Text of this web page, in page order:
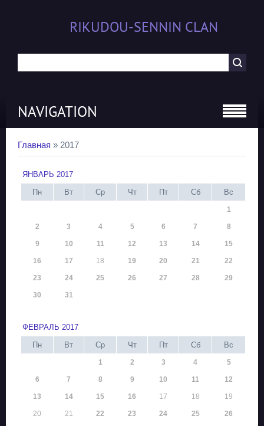
RIKUDOU-SENNIN CLAN
NAVIGATION
Главная » 2017
ЯНВАРЬ 2017
Пн
Вт Ср Чт Пт Сб Вс
1
2 3 4 5 6 7 8
9 10 11 12 13 14 15
16 17 18 19 20 21 22
23 24 25 26 27 28 29
30 31
ФЕВРАЛЬ 2017
Пн
Вт Ср Чт Пт Сб Вс
1 2 3 4 5
6 7 8 9 10 11 12
13 14 15 16 17 18 19
20 21 22 23 24 25 26